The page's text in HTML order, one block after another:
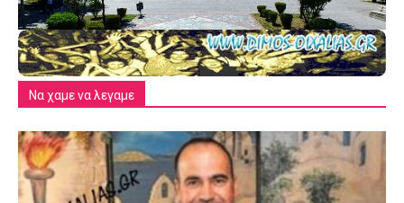
Να χαμε να λεγαμε